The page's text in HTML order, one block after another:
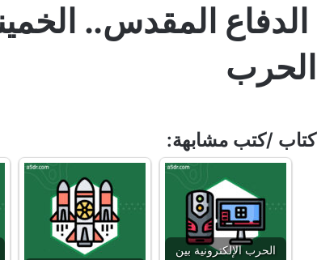
الدفاع المقدس..
الحرب
كتاب /كتب مشابهة:
الحرب الإلكترونية بين